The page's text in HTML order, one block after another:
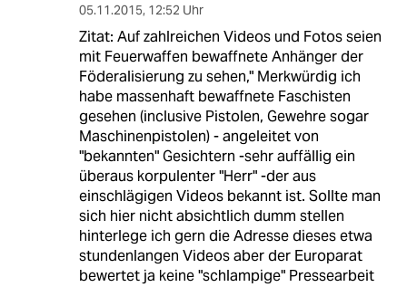
05.11.2015, 12:52 Uhr
Zitat: Auf zahlreichen Videos und Fotos seien
mit Feuerwaffen bewaffnete Anhänger der
Föderalisierung zu sehen," Merkwürdig ich
habe massenhaft bewaffnete Faschisten
gesehen (inclusive Pistolen, Gewehre sogar
Maschinenpistolen) - angeleitet von
"bekannten" Gesichtern -sehr auffällig ein
überaus korpulenter "Herr" -der aus
einschlägigen Videos bekannt ist. Sollte man
sich hier nicht absichtlich dumm stellen
hinterlege ich gern die Adresse dieses etwa
stundenlangen Videos aber der Europarat
bewertet ja keine "schlampige" Pressearbeit